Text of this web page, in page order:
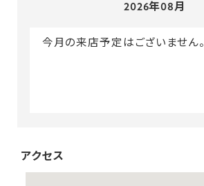
2026年08月
今月の来店予定はございません。
アクセス